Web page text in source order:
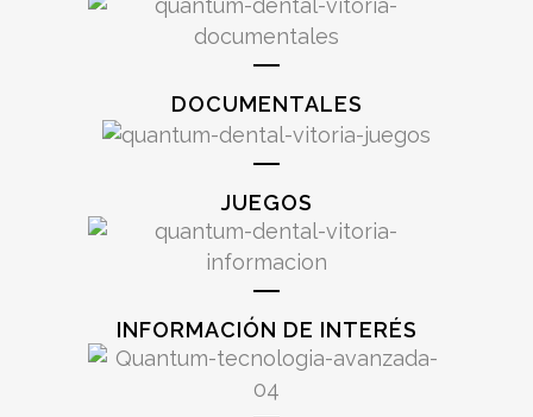
DOCUMENTALES
JUEGOS
INFORMACIÓN DE INTERÉS